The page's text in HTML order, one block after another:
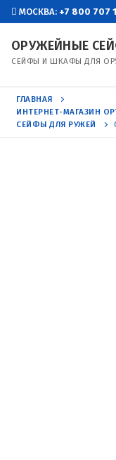
Перейти
содержимому
МОСКВА: +7 800 707
ОРУЖЕЙНЫЕ
СЕЙФЫ И ШКАФЫ ДЛЯ
ГЛАВНАЯ
ИНТЕРНЕТ-МАГАЗИН
СЕЙФЫ ДЛЯ РУЖЕЙ